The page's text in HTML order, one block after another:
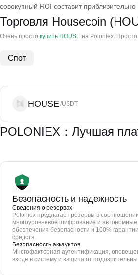
совокупный ROI составит приблизительно
Торговля Housecoin
Очень просто купить HOUSE на Poloniex. Просто
Спот
HOUSE/USDT
POLONIEX：Лучшая
Безопасность и надежность
Сведения о резервах
Poloniex предлагает резервы в
многоуровневое шифрование и автономные
обеспечения безопасности и 100%
средств.
Безопасность аккаунтов
Многофакторная аутентификация,
входе в систему и защита от